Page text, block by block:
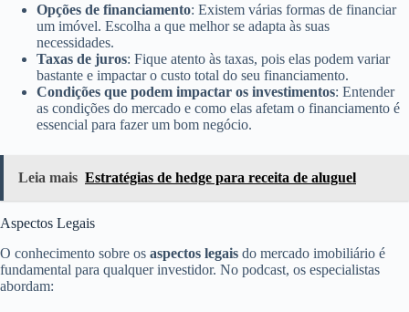
Opções de financiamento: Existem várias formas de financiar
um imóvel. Escolha a que melhor se adapta às suas
necessidades.
Taxas de juros: Fique atento às taxas, pois elas podem variar
bastante e impactar o custo total do seu financiamento.
Condições que podem impactar os investimentos: Entender
as condições do mercado e como elas afetam o financiamento é
essencial para fazer um bom negócio.
Leia mais Estratégias de hedge para receita de aluguel
Aspectos Legais
O conhecimento sobre os aspectos legais do mercado imobiliário é
fundamental para qualquer investidor. No podcast, os especialistas
abordam: